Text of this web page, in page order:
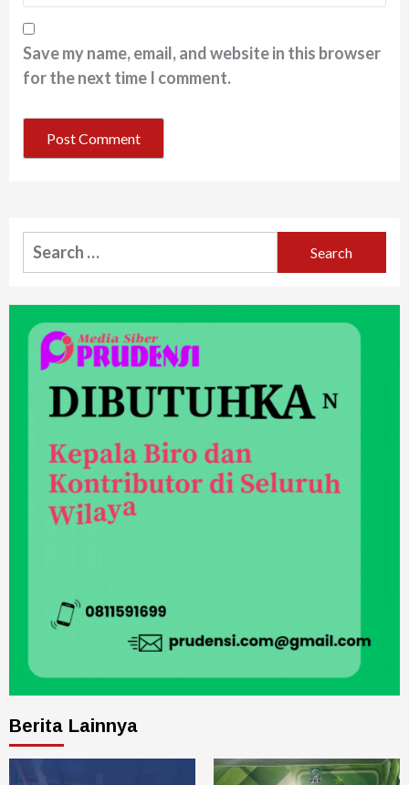
Save my name, email, and website in this browser
for the next time I comment.
Berita Lainnya